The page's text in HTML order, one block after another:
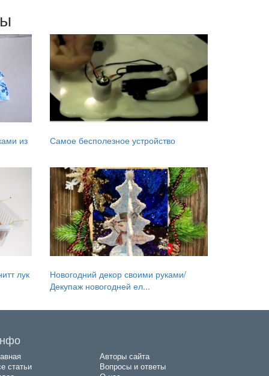
из
Самое бесполезное устройство
лук
Новогодний декор своими руками/
Декупаж новогодней ел...
Авторы сайта
статьи
Вопросы и ответы